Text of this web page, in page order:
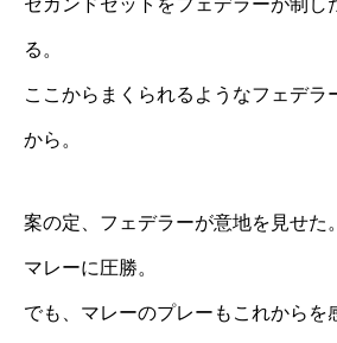
セカンドセットをフェデラーが制し
る。
ここからまくられるようなフェデラ
から。
案の定、フェデラーが意地を見せた。
マレーに圧勝。
でも、マレーのプレーもこれからを